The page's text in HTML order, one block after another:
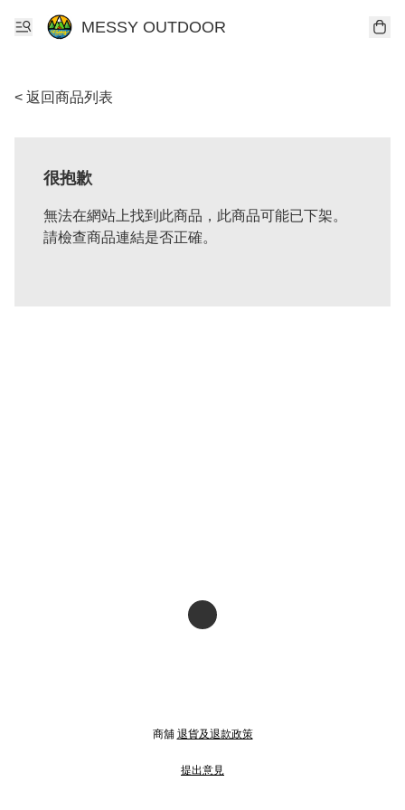
MESSY OUTDOOR
< 返回商品列表
很抱歉
無法在網站上找到此商品，此商品可能已下架。
請檢查商品連結是否正確。
商舖 退貨及退款政策
提出意見